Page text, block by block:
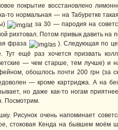
покрытие восстановлено
то нормальная — на Табуретке
за 30 — пародия на
рихтовал. Потом привык давить на
фраза
). Следующая по
ещё раз хочется призвать
— чем старше, тем лучше) и
обошлось почти 200 грн (за
— кроме картриджа. А на
но даже как-то ногам
Посмотрим.
Рисунок очень напоминает
стоковая Кенда на бывшем моём